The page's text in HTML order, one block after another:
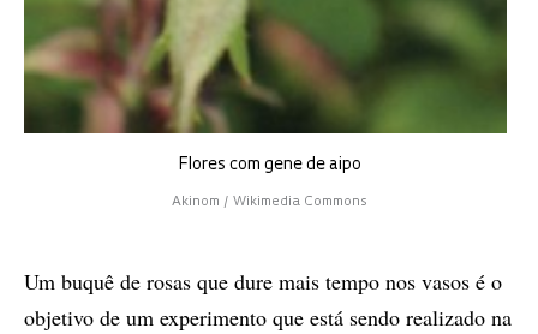
Flores com gene de aipo
Akinom / Wikimedia Commons
Um buquê de rosas que dure mais tempo nos vasos é o
objetivo de um experimento que está sendo realizado na